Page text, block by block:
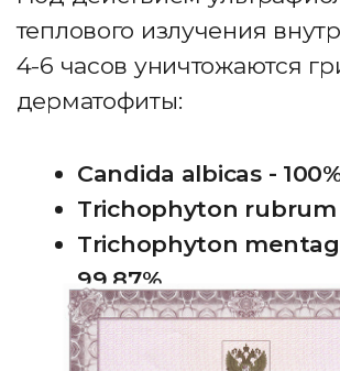
Провоцирующие факторы
заражения грибком
Повышенная потливость ног
Мелкие повреждения кожи:
порезы, трещины, ранки
Нарушения в работе
иммунной системы
Болезни сосудистой,
эндокринной системы
Сахарный диабет